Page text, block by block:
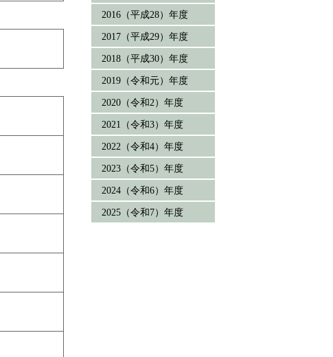
2016（平成28）年度
2017（平成29）年度
2018（平成30）年度
2019（令和元）年度
2020（令和2）年度
2021（令和3）年度
2022（令和4）年度
2023（令和5）年度
2024（令和6）年度
2025（令和7）年度